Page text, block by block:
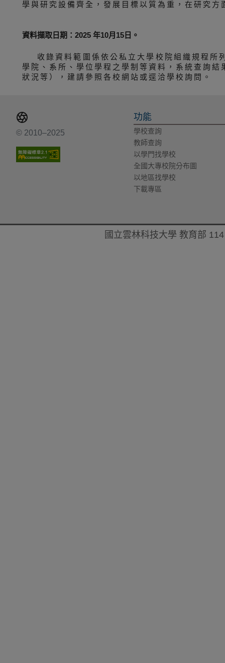
學與研究設備齊全，發展目標以質為重，在研究
資料擷取日期：2025 年10月15日。
收錄資料範圍係依公私立大學校院組織規程
學院、系所、學位學程之學制等資料，系統查詢
狀況等），建請參照各校網站或逕洽學校詢問。
© 2010–2025
功能
學校查詢
教師查詢
以學門找學校
全國大專校院分布圖
以地區找學校
下載專區
國立雲林科技大學 教育部